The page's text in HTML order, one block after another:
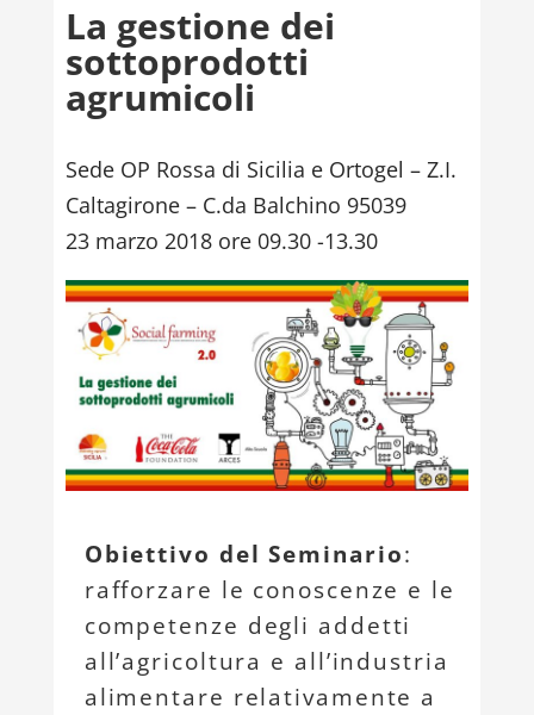
La gestione dei
sottoprodotti
agrumicoli
Sede OP Rossa di Sicilia e Ortogel – Z.I.
Caltagirone – C.da Balchino 95039
23 marzo 2018 ore 09.30 -13.30
Obiettivo del Seminario:
rafforzare le conoscenze e le
competenze degli addetti
all’agricoltura e all’industria
alimentare relativamente a